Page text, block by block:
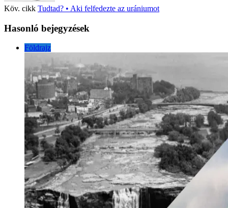
Köv. cikk Tudtad? • Aki felfedezte az urániumot
Hasonló bejegyzések
Földrajz